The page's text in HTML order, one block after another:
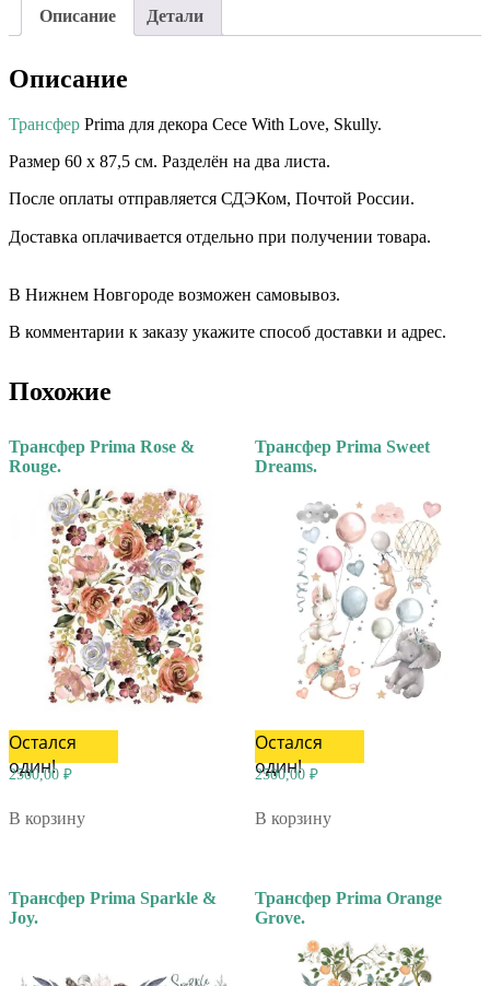
Описание Детали
Описание
Трансфер Prima для декора Cece With Love, Skully.
Размер 60 х 87,5 см. Разделён на два листа.
После оплаты отправляется СДЭКом, Почтой России.
Доставка оплачивается отдельно при получении товара. ⠀⠀
В Нижнем Новгороде возможен самовывоз.
В комментарии к заказу укажите способ доставки и адрес.
Похожие
Трансфер Prima Rose &
Rouge.
Остался
один!
2500,00 ₽
В корзину
Трансфер Prima Sweet
Dreams.
Остался
один!
2500,00 ₽
В корзину
Трансфер Prima Sparkle &
Joy.
Трансфер Prima Orange
Grove.